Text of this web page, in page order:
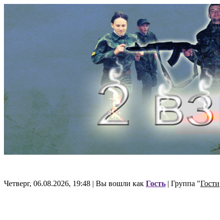
Четверг, 06.08.2026, 19:48 | Вы вошли как Гость | Группа "Гости